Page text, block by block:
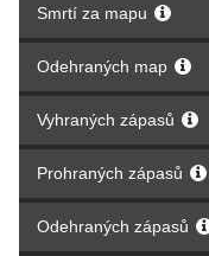
Smrtí za mapu
Odehraných map
Vyhraných zápasů
Prohraných zápasů
Odehraných zápasů